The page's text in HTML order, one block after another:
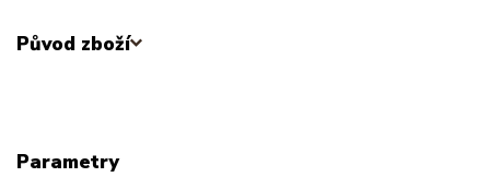
Původ zboží
Parametry